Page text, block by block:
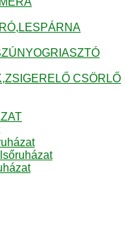
CSÖRLŐ